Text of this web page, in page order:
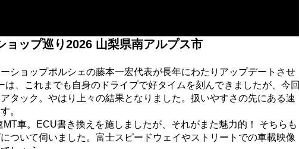
ョップ巡り2026 山梨県南アルプス市
ショップポルシェの藤本一宏代表が長年にわたりアップデートさせ
、これまでも自身のドライブで好タイムを刻んできましたが、今回
タック。やはり上々の結果となりました。扱いやすさの先にある速
。
車。ECU書き換えを施しましたが、それがまた魅力的！ そちらも
ついて伺いました。富士スピードウェイやストリートでの車載映像